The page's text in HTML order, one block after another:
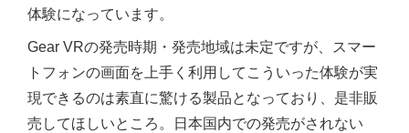
体験になっています。
Gear VRの発売時期・発売地域は未定ですが、スマー
トフォンの画面を上手く利用してこういった体験が実
現できるのは素直に驚ける製品となっており、是非販
売してほしいところ。日本国内での発売がされない